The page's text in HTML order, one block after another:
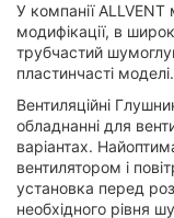
У компанії
модифікації, в
трубчастий
пластинчасті моделі.
Вентиляційні
обладнанні для
варіантах.
вентилятором і
установка перед
необхідного рівня